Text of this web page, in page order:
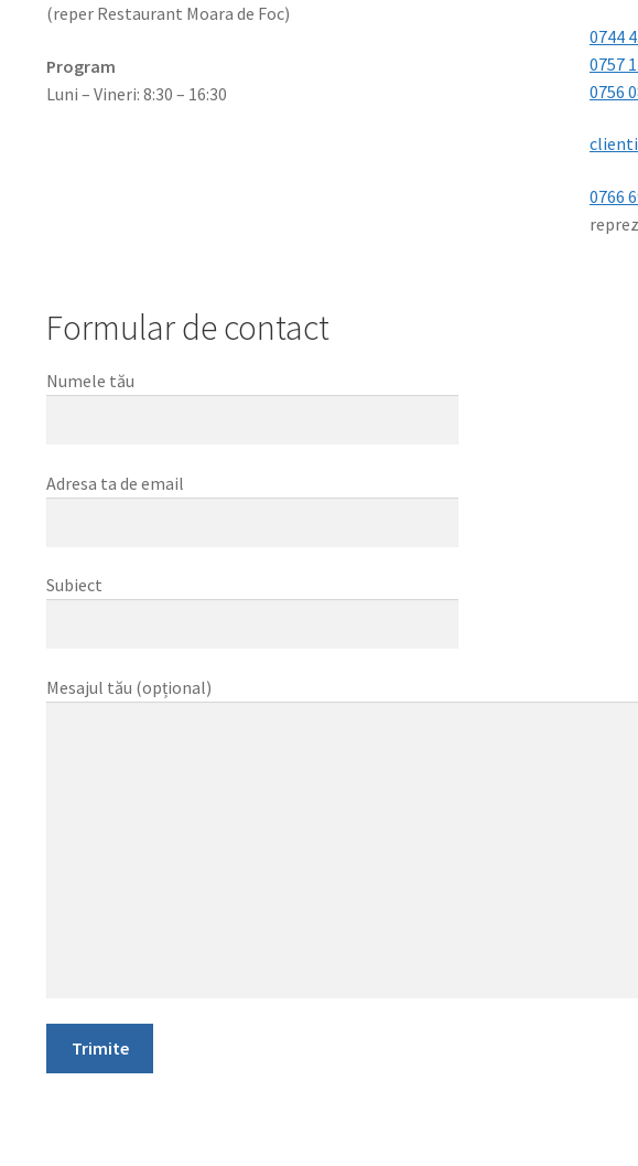
(reper Restaurant Moara de Foc)
Program
Luni – Vineri: 8:30 – 16:30
0744
0757
0756
0766
Formular de contact
Numele tău
Adresa ta de email
Subiect
Mesajul tău (opțional)